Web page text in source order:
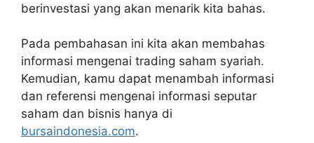
berinvestasi yang akan menarik kita bahas.
Pada pembahasan ini kita akan membahas
informasi mengenai trading saham syariah.
Kemudian, kamu dapat menambah informasi
dan referensi mengenai informasi seputar
saham dan bisnis hanya di
bursaindonesia.com.